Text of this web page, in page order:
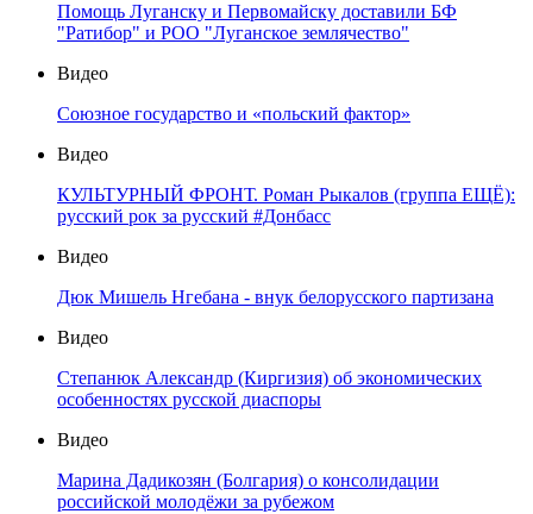
Помощь Луганску и Первомайску доставили БФ
"Ратибор" и РОО "Луганское землячество"
Видео
Союзное государство и «польский фактор»
Видео
КУЛЬТУРНЫЙ ФРОНТ. Роман Рыкалов (группа ЕЩЁ):
русский рок за русский #Донбасс
Видео
Дюк Мишель Нгебана - внук белорусского партизана
Видео
Степанюк Александр (Киргизия) об экономических
особенностях русской диаспоры
Видео
Марина Дадикозян (Болгария) о консолидации
российской молодёжи за рубежом